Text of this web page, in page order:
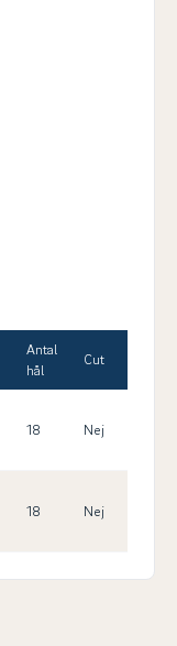
Antal
hål
Cut
18 Nej
18 Nej